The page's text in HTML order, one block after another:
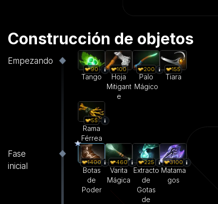
Construcción de objetos
Empezando
90
Tango
100
Hoja
Mitigant
e
200
Palo
Mágico
155
Tiara
55
Rama
Férrea
Fase
inicial
1400
Botas
de
Poder
460
Varita
Mágica
225
Extracto
de
Gotas
de
3100
Matama
gos